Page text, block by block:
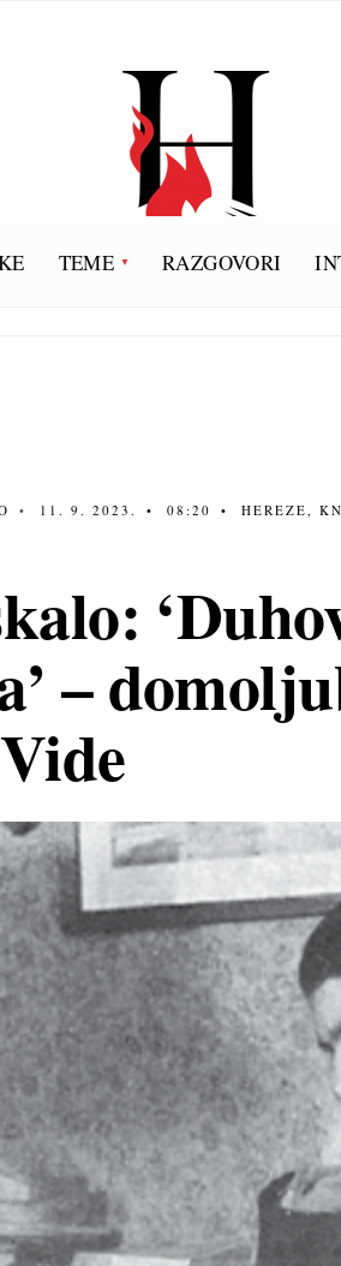
TEME RAZGOVORI
• 11. 9. 2023. • 08:20 • HEREZE,
–